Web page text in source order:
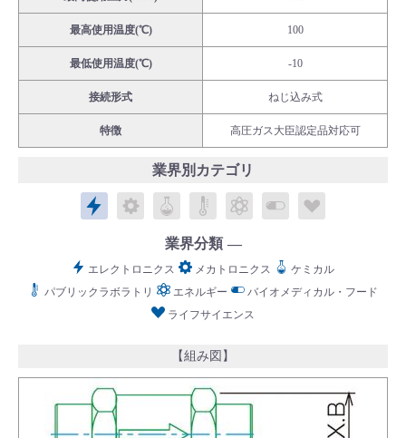
Language：日本語
お問い合わせ
最高使用温度(℃) 100
最低使用温度(℃) -10
接続形式 ねじ込み式
特徴 高圧ガス大臣認定品対応可
業界別カテゴリ
エレクトロニクス
メカトロニクス
ケミカルパブリックラボラトリ
エネルギーバイオメディカ
業界分類
エレクトロニクス メカトロニクス
ケミカル
パブリックラボラトリ
エネルギー
バイオメディカル・フード
ライフサイエンス
【組み図】